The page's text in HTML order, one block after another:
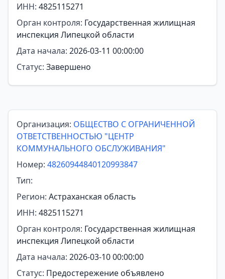
ИНН: 4825115271
Орган контроля: Государственная жилищная
инспекция Липецкой области
Дата начала: 2026-03-11 00:00:00
Статус: Завершено
Организация: ОБЩЕСТВО С ОГРАНИЧЕННОЙ
ОТВЕТСТВЕННОСТЬЮ "ЦЕНТР
КОММУНАЛЬНОГО ОБСЛУЖИВАНИЯ"
Номер: 48260944840120993847
Тип:
Регион: Астраханская область
ИНН: 4825115271
Орган контроля: Государственная жилищная
инспекция Липецкой области
Дата начала: 2026-03-10 00:00:00
Статус: Предостережение объявлено